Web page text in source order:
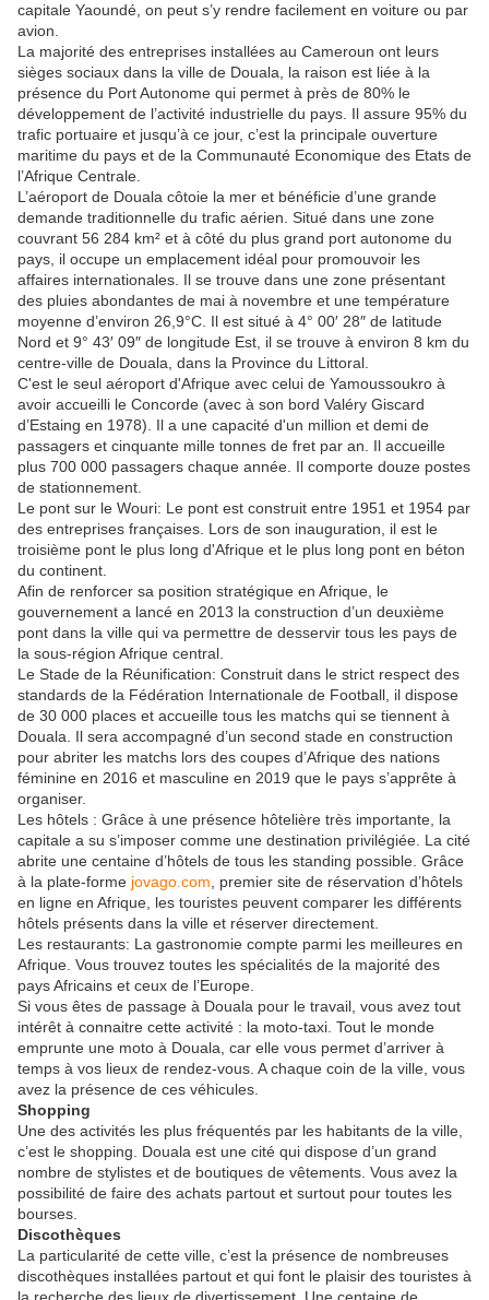
capitale Yaoundé, on peut s’y rendre facilement en voiture ou par
avion.
La majorité des entreprises installées au Cameroun ont leurs
sièges sociaux dans la ville de Douala, la raison est liée à la
présence du Port Autonome qui permet à près de 80% le
développement de l’activité industrielle du pays. Il assure 95% du
trafic portuaire et jusqu’à ce jour, c’est la principale ouverture
maritime du pays et de la Communauté Economique des Etats de
l’Afrique Centrale.
L’aéroport de Douala côtoie la mer et bénéficie d’une grande
demande traditionnelle du trafic aérien. Situé dans une zone
couvrant 56 284 km² et à côté du plus grand port autonome du
pays, il occupe un emplacement idéal pour promouvoir les
affaires internationales. Il se trouve dans une zone présentant
des pluies abondantes de mai à novembre et une température
moyenne d’environ 26,9°C. Il est situé à 4° 00′ 28″ de latitude
Nord et 9° 43′ 09″ de longitude Est, il se trouve à environ 8 km du
centre-ville de Douala, dans la Province du Littoral.
C'est le seul aéroport d'Afrique avec celui de Yamoussoukro à
avoir accueilli le Concorde (avec à son bord Valéry Giscard
d’Estaing en 1978). Il a une capacité d'un million et demi de
passagers et cinquante mille tonnes de fret par an. Il accueille
plus 700 000 passagers chaque année. Il comporte douze postes
de stationnement.
Le pont sur le Wouri: Le pont est construit entre 1951 et 1954 par
des entreprises françaises. Lors de son inauguration, il est le
troisième pont le plus long d'Afrique et le plus long pont en béton
du continent.
Afin de renforcer sa position stratégique en Afrique, le
gouvernement a lancé en 2013 la construction d’un deuxième
pont dans la ville qui va permettre de desservir tous les pays de
la sous-région Afrique central.
Le Stade de la Réunification: Construit dans le strict respect des
standards de la Fédération Internationale de Football, il dispose
de 30 000 places et accueille tous les matchs qui se tiennent à
Douala. Il sera accompagné d’un second stade en construction
pour abriter les matchs lors des coupes d’Afrique des nations
féminine en 2016 et masculine en 2019 que le pays s’apprête à
organiser.
Les hôtels : Grâce à une présence hôtelière très importante, la
capitale a su s’imposer comme une destination privilégiée. La cité
abrite une centaine d’hôtels de tous les standing possible. Grâce
à la plate-forme jovago.com , premier site de réservation d’hôtels
en ligne en Afrique, les touristes peuvent comparer les différents
hôtels présents dans la ville et réserver directement.
Les restaurants: La gastronomie compte parmi les meilleures en
Afrique. Vous trouvez toutes les spécialités de la majorité des
pays Africains et ceux de l’Europe.
Si vous êtes de passage à Douala pour le travail, vous avez tout
intérêt à connaitre cette activité : la moto-taxi. Tout le monde
emprunte une moto à Douala, car elle vous permet d’arriver à
temps à vos lieux de rendez-vous. A chaque coin de la ville, vous
avez la présence de ces véhicules.
Shopping
Une des activités les plus fréquentés par les habitants de la ville,
c’est le shopping. Douala est une cité qui dispose d’un grand
nombre de stylistes et de boutiques de vêtements. Vous avez la
possibilité de faire des achats partout et surtout pour toutes les
bourses.
Discothèques
La particularité de cette ville, c’est la présence de nombreuses
discothèques installées partout et qui font le plaisir des touristes à